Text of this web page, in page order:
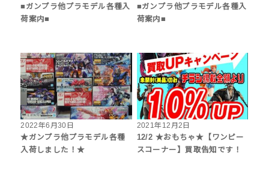
■ガンプラ他プラモデル各種入
荷案内■
■ガンプラ他プラモデル各種入
荷案内■
2022年6月30日
★ガンプラ他プラモデル各種
入荷しました！★
2021年12月2日
12/2 ★おもちゃ★【ワンピー
スコーナー】買取告知です！